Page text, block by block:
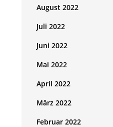
August 2022
Juli 2022
Juni 2022
Mai 2022
April 2022
März 2022
Februar 2022